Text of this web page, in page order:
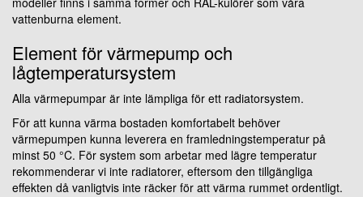
vattenburna element.
Element för värmepump och
lågtemperatursystem
Alla värmepumpar är inte lämpliga för ett radiatorsystem.
För att kunna värma bostaden komfortabelt behöver
värmepumpen kunna leverera en framledningstemperatur på
minst 50 °C. För system som arbetar med lägre temperatur
rekommenderar vi inte radiatorer, eftersom den tillgängliga
effekten då vanligtvis inte räcker för att värma rummet ordentligt.